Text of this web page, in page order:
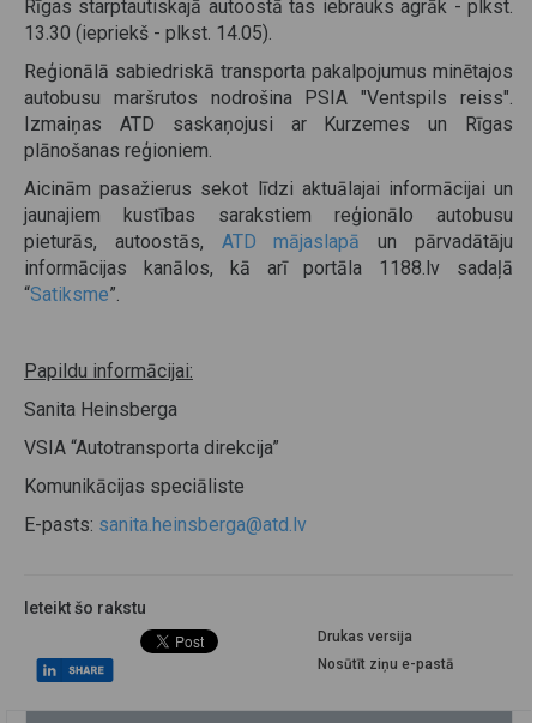
Rīgas starptautiskajā autoostā tas iebrauks agrāk - plkst.
13.30 (iepriekš - plkst. 14.05).
Reģionālā sabiedriskā transporta pakalpojumus minētajos
autobusu maršrutos nodrošina PSIA "Ventspils reiss".
Izmaiņas ATD saskaņojusi ar Kurzemes un Rīgas
plānošanas reģioniem.
Aicinām pasažierus sekot līdzi aktuālajai informācijai un
jaunajiem kustības sarakstiem reģionālo autobusu
pieturās, autoostās, ATD mājaslapā un pārvadātāju
informācijas kanālos, kā arī portāla 1188.lv sadaļā
“Satiksme”.
Papildu informācijai:
Sanita Heinsberga
VSIA “Autotransporta direkcija”
Komunikācijas speciāliste
E-pasts: sanita.heinsberga@atd.lv
Ieteikt šo rakstu
Drukas versija
Nosūtīt ziņu e-pastā